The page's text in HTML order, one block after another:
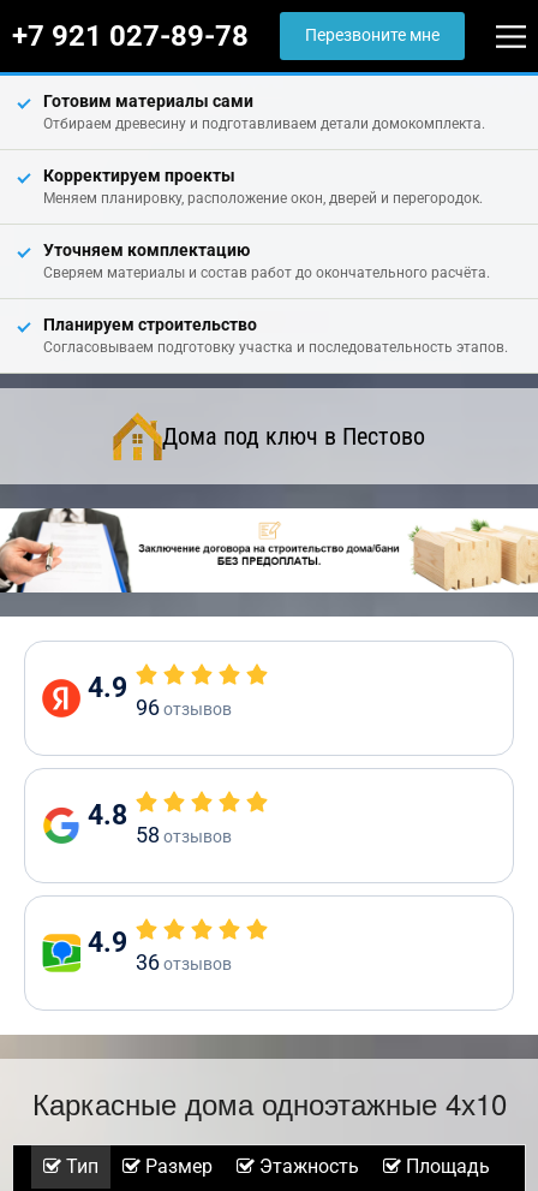
+7 921 027-89-78 Перезвоните мне
Готовим материалы сами
Отбираем древесину и подготавливаем детали домокомплекта.
Корректируем проекты
Меняем планировку, расположение окон, дверей и перегородок.
Уточняем комплектацию
Сверяем материалы и состав работ до окончательного расчёта.
Планируем строительство
Согласовываем подготовку участка и последовательность этапов.
Дома под ключ в Пестово
4.9
96отзывов
4.8
58 отзывов
4.9
36отзывов
Каркасные дома одноэтажные 4х10
Тип Размер Этажность
Площадь